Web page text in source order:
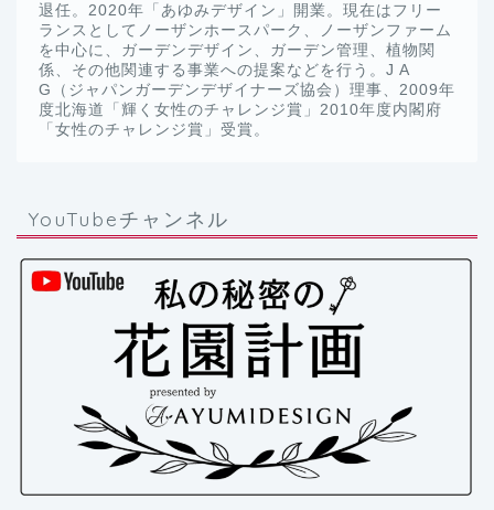
退任。2020年「あゆみデザイン」開業。現在はフリー
ランスとしてノーザンホースパーク、ノーザンファーム
を中心に、ガーデンデザイン、ガーデン管理、植物関
係、その他関連する事業への提案などを行う。J A
G（ジャパンガーデンデザイナーズ協会）理事、2009年
度北海道「輝く女性のチャレンジ賞」2010年度内閣府
「女性のチャレンジ賞」受賞。
YouTubeチャンネル